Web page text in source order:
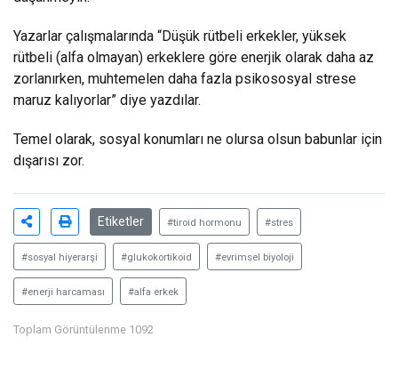
Yazarlar çalışmalarında “Düşük rütbeli erkekler, yüksek
rütbeli (alfa olmayan) erkeklere göre enerjik olarak daha az
zorlanırken, muhtemelen daha fazla psikososyal strese
maruz kalıyorlar” diye yazdılar.
Temel olarak, sosyal konumları ne olursa olsun babunlar için
dışarısı zor.
Etiketler #tiroid hormonu #stres
#sosyal hiyerarşi #glukokortikoid #evrimsel biyoloji
#enerji harcaması #alfa erkek
Toplam Görüntülenme 1092